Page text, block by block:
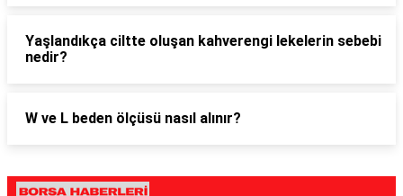
Yaşlandıkça ciltte oluşan kahverengi lekelerin sebebi
nedir?
W ve L beden ölçüsü nasıl alınır?